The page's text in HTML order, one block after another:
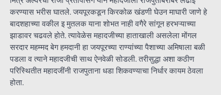
करण्यास भरीस घातले. जयपूरकडून किरकोळ खंडणी घेउन माघारी जाणे हे
बादशहाच्या वकील इ मुतलक याना शोभत नाही वगैरे सांगून हरभऱ्याच्या
झाडावर चढवले होते. त्यावेळेस महादजीच्या हाताखाली असलेला मोंगल
सरदार महम्मद बेग हमदानी हा जयपूरच्या राण्यांच्या पैशाच्या अमिषाला बळी
पडला व त्याने महादजीची साथ ऐनवेळी सोडली. तरीसुद्धा अशा कठीण
परिस्थितीत महादजींनी राजपुताना धडा शिकवण्याचा निर्धार कायम ठेवला
होता.